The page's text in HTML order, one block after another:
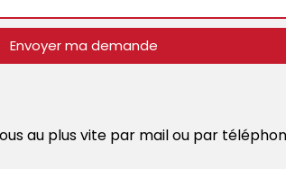
Envoyer ma demande
au plus vite par mail ou par